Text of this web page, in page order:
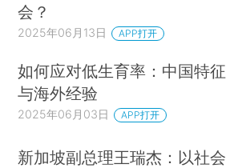
会？
2025年06月13日 APP打开
如何应对低生育率：中国特征
与海外经验
2025年06月03日 APP打开
新加坡副总理王瑞杰：以社会